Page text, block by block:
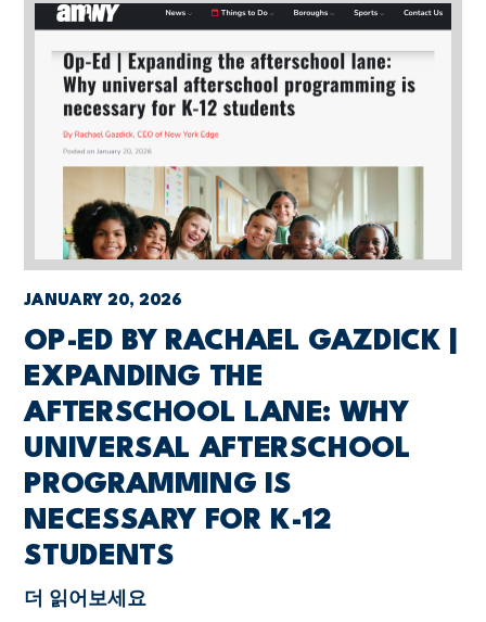
JANUARY 20, 2026
OP-ED BY RACHAEL GAZDICK |
EXPANDING THE
AFTERSCHOOL LANE: WHY
UNIVERSAL AFTERSCHOOL
PROGRAMMING IS
NECESSARY FOR K-12
STUDENTS
더 읽어보세요